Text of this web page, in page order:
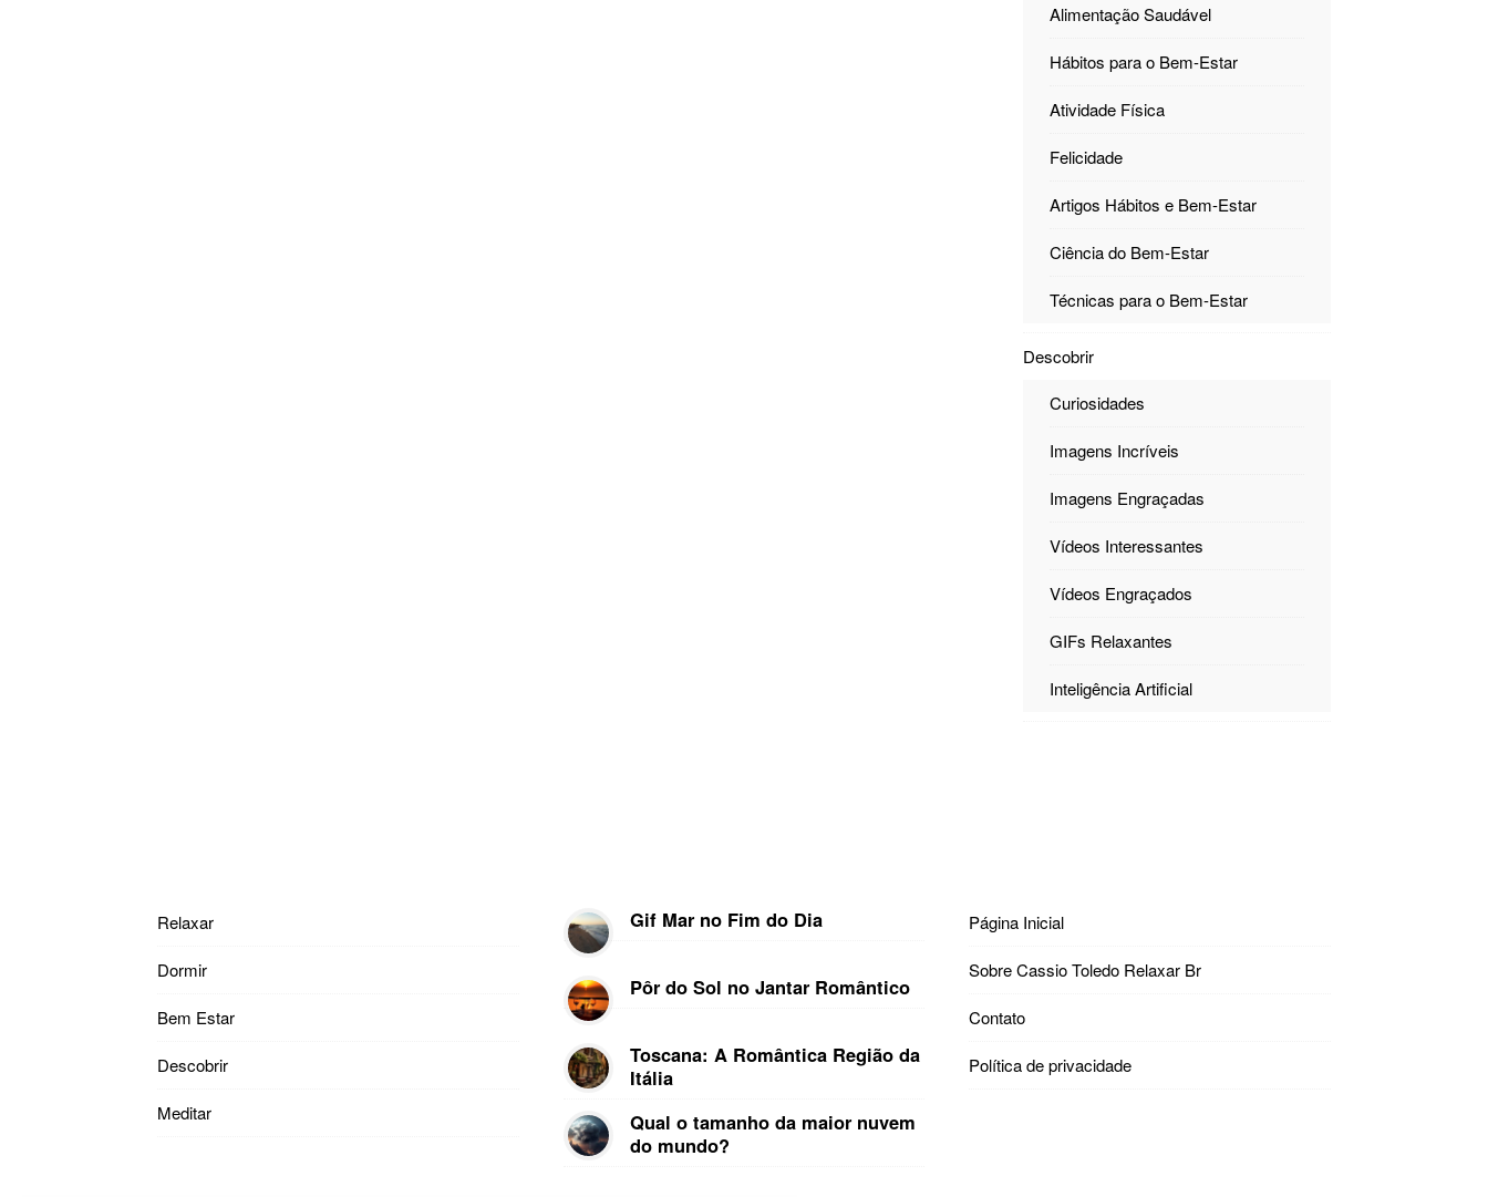
Alimentação Saudável
Hábitos para o Bem-Estar
Atividade Física
Felicidade
Artigos Hábitos e Bem-Estar
Ciência do Bem-Estar
Técnicas para o Bem-Estar
Descobrir
Curiosidades
Imagens Incríveis
Imagens Engraçadas
Vídeos Interessantes
Vídeos Engraçados
GIFs Relaxantes
Inteligência Artificial
Relaxar
Dormir
Bem Estar
Descobrir
Meditar
Gif Mar no Fim do Dia
Pôr do Sol no Jantar Romântico
Toscana: A Romântica Região da
Itália
Qual o tamanho da maior nuvem
do mundo?
Página Inicial
Sobre Cassio Toledo Relaxar Br
Contato
Política de privacidade